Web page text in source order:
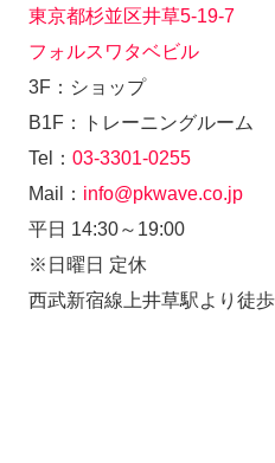
東京都杉並区井草5-19-7
フォルスワタベビル
3F：ショップ
B1F：トレーニングルーム
Tel： 03-3301-0255
Mail： info@pkwave.co.jp
平日 14:30～19:00
※日曜日 定休
西武新宿線上井草駅より徒